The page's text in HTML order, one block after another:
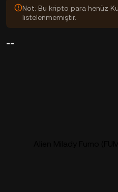
Not: Bu kripto para henüz
listelenmemiştir.
--